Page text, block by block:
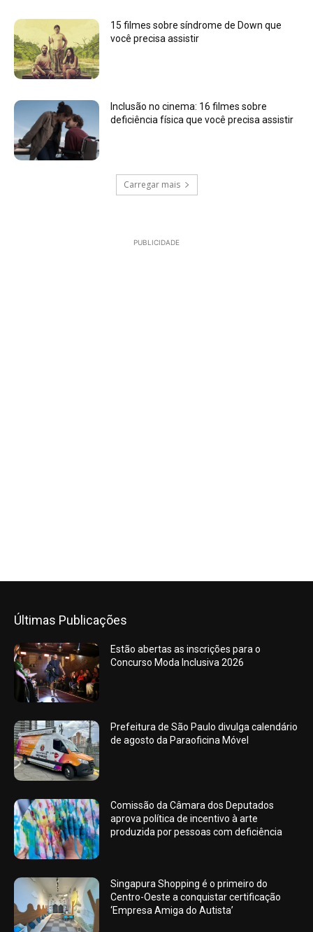
15 filmes sobre síndrome de Down que
você precisa assistir
Inclusão no cinema: 16 filmes sobre
deficiência física que você precisa assistir
Carregar mais
PUBLICIDADE
Últimas Publicações
Estão abertas as inscrições para o
Concurso Moda Inclusiva 2026
Prefeitura de São Paulo divulga calendário
de agosto da Paraoficina Móvel
Comissão da Câmara dos Deputados
aprova política de incentivo à arte
produzida por pessoas com deficiência
Singapura Shopping é o primeiro do
Centro-Oeste a conquistar certificação
‘Empresa Amiga do Autista’